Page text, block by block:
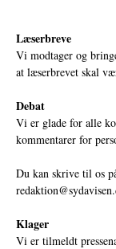
Læserbreve
Vi modtager og
at læserbrevet skal
Debat
Vi er glade for alle
kommentarer for
Du kan skrive til os
Klager
Vi er tilmeldt